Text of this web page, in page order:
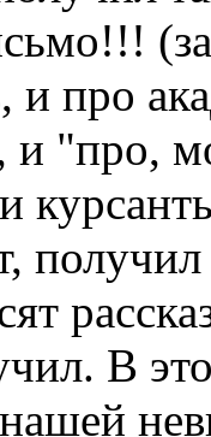
и про
и "про,
В